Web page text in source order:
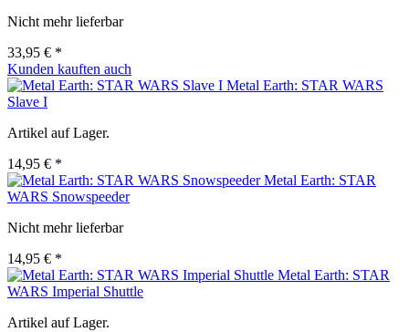
Nicht mehr lieferbar
33,95 € *
Kunden kauften auch
Metal Earth: STAR WARS
Slave I
Artikel auf Lager.
14,95 € *
Metal Earth: STAR
WARS Snowspeeder
Nicht mehr lieferbar
14,95 € *
Metal Earth: STAR
WARS Imperial Shuttle
Artikel auf Lager.